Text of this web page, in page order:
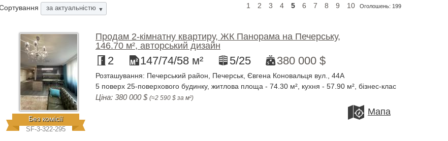
за актуальністю ▼ 1 2 3 4 5 6 7 8 9 10 Оголошень: 199
Без комісії
SF-3-322-295
Продам 2-кімнатну квартиру, ЖК Панорама на Печерську,
146.70 м², авторський дизайн
2 147/74/58 м² 5/25 380 000 $
Розташування: Печерський район, Печерськ, Євгена Коновальця вул., 44А
5 поверх 25-поверхового будинку, житлова площа - 74.30 м², кухня - 57.90 м², бізнес-клас
Ціна: 380 000 $ (≈2 590 $ за м²)
Мапа